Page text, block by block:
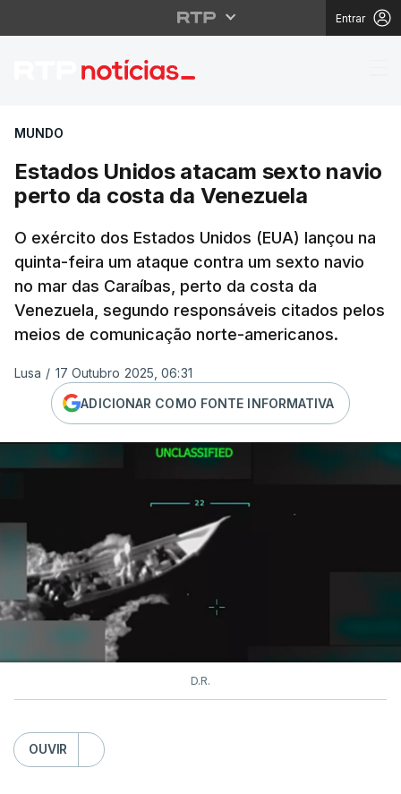
Entrar
Estados Unidos
MUNDO
Estados Unidos atacam sexto navio
perto da costa da Venezuela
O exército dos Estados Unidos (EUA) lançou na
quinta-feira um ataque contra um sexto navio
no mar das Caraíbas, perto da costa da
Venezuela, segundo responsáveis citados pelos
meios de comunicação norte-americanos.
Lusa / 17 Outubro 2025, 06:31
ADICIONAR COMO FONTE INFORMATIVA
D.R.
OUVIR